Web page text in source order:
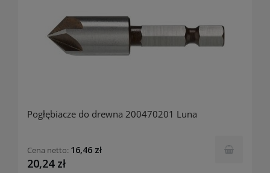
Pogłębiacze do drewna 200470201 Luna
20,24 zł
Cena netto: 16,46 zł